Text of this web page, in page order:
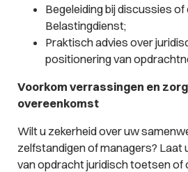
Begeleiding bij discussies
Belastingdienst;
Praktisch advies over
positionering van
Voorkom verrassingen en
overeenkomst
Wilt u zekerheid over uw
zelfstandigen of managers? Laat
van opdracht juridisch toetsen of